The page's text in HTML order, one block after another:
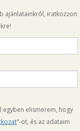
ajánlatainkról, iratkozzon
egyben elismerem, hogy
"-ot, és az adataim